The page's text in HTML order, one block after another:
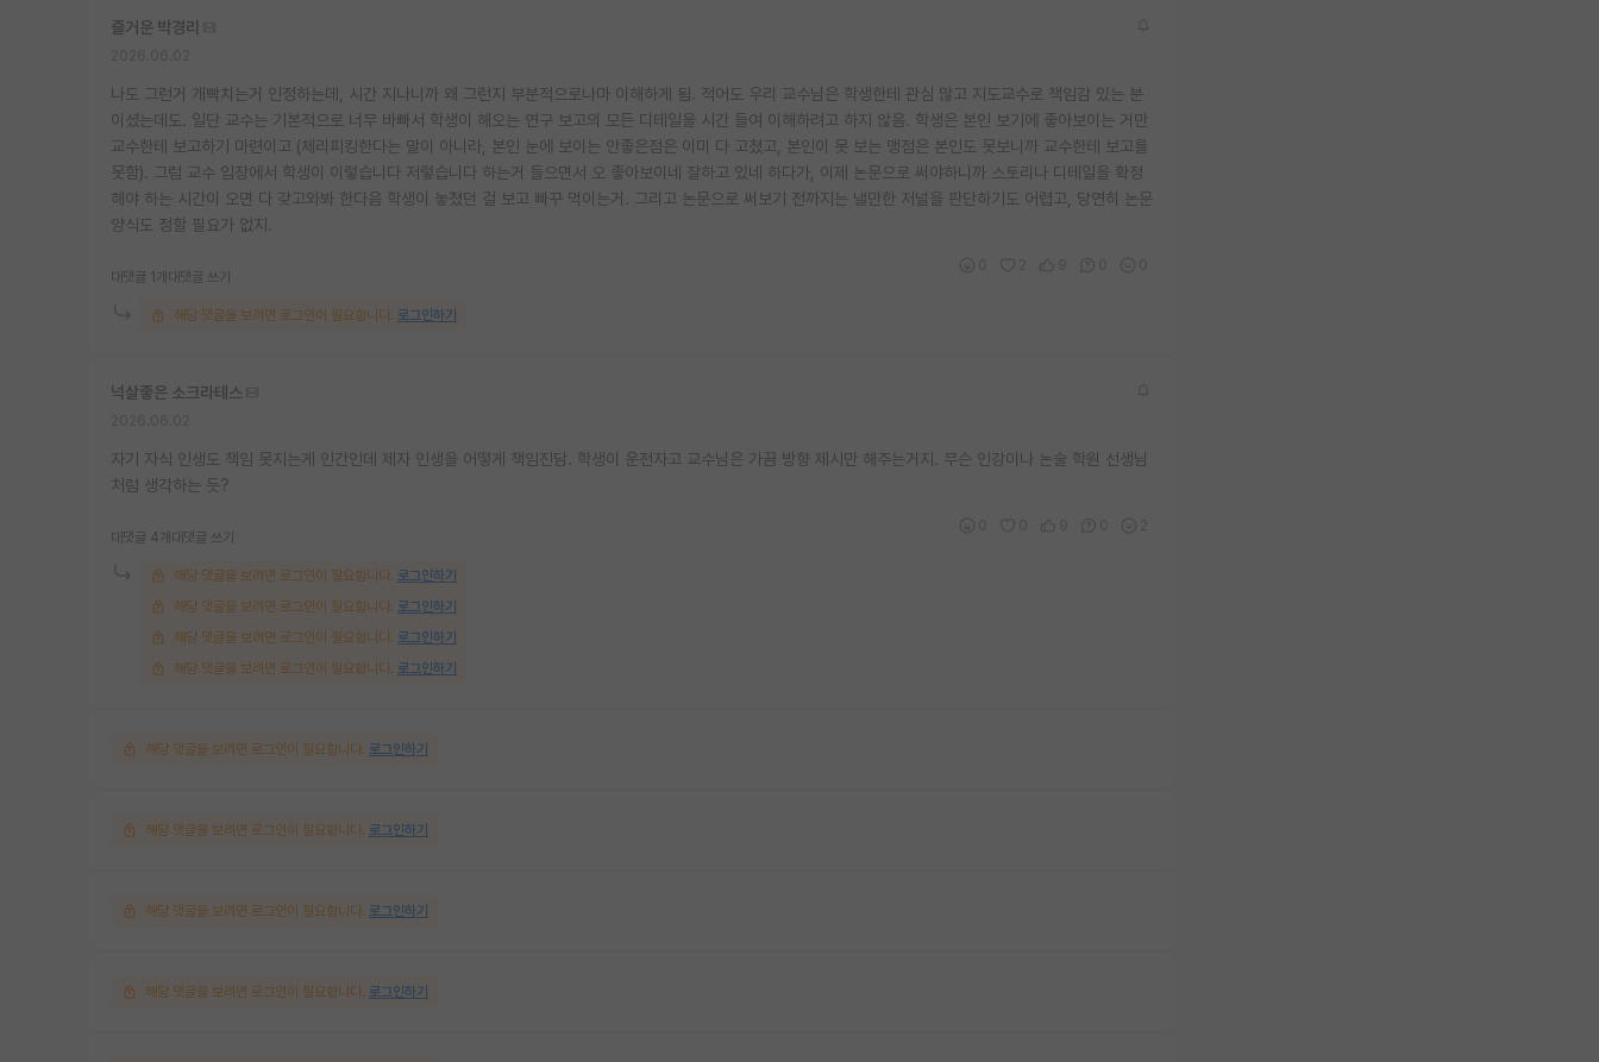
즐거운 박경리
나도 그런거 개빡치는거 인정하는데, 시간 지나니까 왜 그런지 부분적으로나마 이해하게 됨. 적어도 우리 교수님은 학생한테 관심 많고 지도교수로 책임감 있는 분
이셨는데도. 일단 교수는 기본적으로 너무 바빠서 학생이 해오는 연구 보고의 모든 디테일을 시간 들여 이해하려고 하지 않음. 학생은 본인 보기에 좋아보이는 거만
교수한테 보고하기 마련이고 (체리피킹한다는 말이 아니라, 본인 눈에 보이는 안좋은점은 이미 다 고쳤고, 본인이 못 보는 맹점은 본인도 못보니까 교수한테 보고를
못함). 그럼 교수 입장에서 학생이 이렇습니다 저렇습니다 하는거 들으면서 오 좋아보이네 잘하고 있네 하다가, 이제 논문으로 써야하니까 스토리나 디테일을 확정
해야 하는 시간이 오면 다 갖고와봐 한다음 학생이 놓쳤던 걸 보고 빠꾸 먹이는거. 그리고 논문으로 써보기 전까지는 낼만한 저널을 판단하기도 어렵고, 당연히 논문
양식도 정할 필요가 없지.
대댓글 1개 대댓글 쓰기
해당 댓글을 보려면 로그인이 필요합니다. 로그인하기
넉살좋은 소크라테스
자기 자식 인생도 책임 못지는게 인간인데 제자 인생을 어떻게 책임진담. 학생이 운전자고 교수님은 가끔 방향 제시만 해주는거지. 무슨 인강이나 논술 학원 선생님
처럼 생각하는 듯?
대댓글 4개 대댓글 쓰기
해당 댓글을 보려면 로그인이 필요합니다. 로그인하기
해당 댓글을 보려면 로그인이 필요합니다. 로그인하기
해당 댓글을 보려면 로그인이 필요합니다. 로그인하기
해당 댓글을 보려면 로그인이 필요합니다. 로그인하기
해당 댓글을 보려면 로그인이 필요합니다. 로그인하기
해당 댓글을 보려면 로그인이 필요합니다. 로그인하기
해당 댓글을 보려면 로그인이 필요합니다. 로그인하기
해당 댓글을 보려면 로그인이 필요합니다. 로그인하기